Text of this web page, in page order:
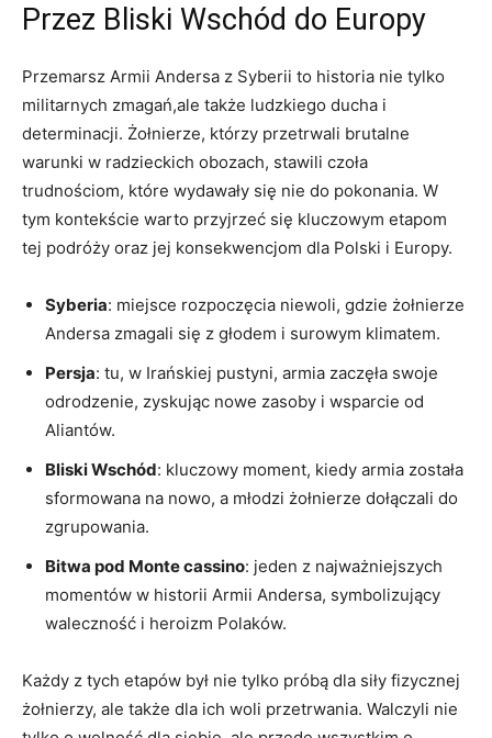
Przez Bliski Wschód do Europy
Przemarsz Armii Andersa z Syberii to historia nie tylko
militarnych zmagań,ale także ludzkiego ducha i
determinacji. Żołnierze, którzy przetrwali brutalne
warunki w radzieckich obozach, stawili czoła
trudnościom, które wydawały się nie do pokonania. W
tym kontekście warto przyjrzeć się kluczowym etapom
tej podróży oraz jej konsekwencjom dla Polski i Europy.
Syberia: miejsce rozpoczęcia niewoli, gdzie żołnierze
Andersa zmagali się z głodem i surowym klimatem.
Persja: tu, w Irańskiej pustyni, armia zaczęła swoje
odrodzenie, zyskując nowe zasoby i wsparcie od
Aliantów.
Bliski Wschód: kluczowy moment, kiedy armia została
sformowana na nowo, a młodzi żołnierze dołączali do
zgrupowania.
Bitwa pod Monte cassino: jeden z najważniejszych
momentów w historii Armii Andersa, symbolizujący
waleczność i heroizm Polaków.
Każdy z tych etapów był nie tylko próbą dla siły fizycznej
żołnierzy, ale także dla ich woli przetrwania. Walczyli nie